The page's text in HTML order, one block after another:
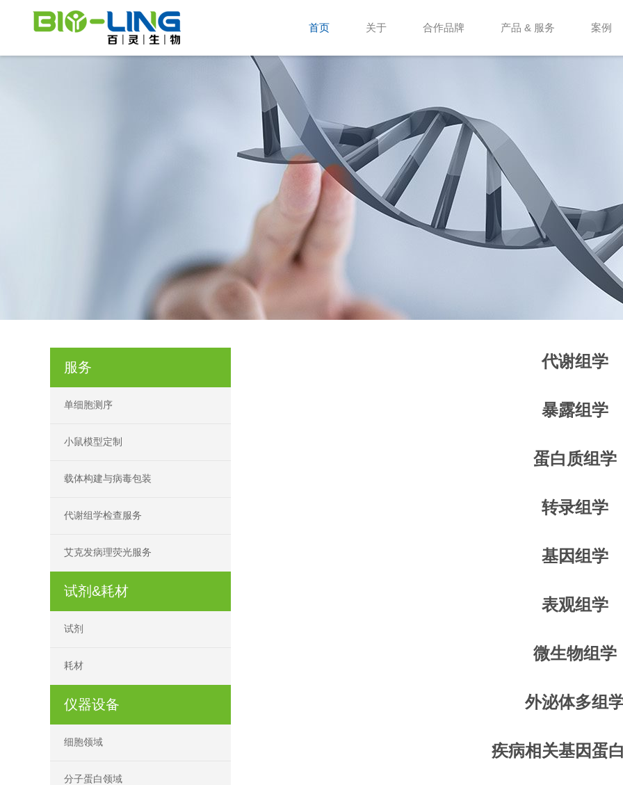
首页 关于 合作品牌 产品 & 服务 案例
代谢组学
暴露组学
蛋白质组学
转录组学
基因组学
表观组学
微生物组学
外泌体多组
疾病相关基因蛋
服务
单细胞测序
小鼠模型定制
载体构建与病毒包装
代谢组学检查服务
艾克发病理荧光服务
试剂&耗材
试剂
耗材
仪器设备
细胞领域
分子蛋白领域